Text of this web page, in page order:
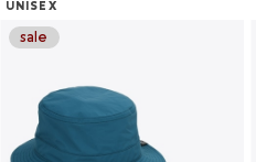
UNISEX